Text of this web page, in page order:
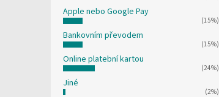
Apple nebo Google Pay
(15%)
Bankovním převodem
(15%)
Online platební kartou
(24%)
Jiné
(2%)